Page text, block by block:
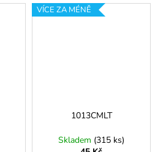
VÍCE ZA MÉNĚ
1013CMLT
Skladem (315 ks)